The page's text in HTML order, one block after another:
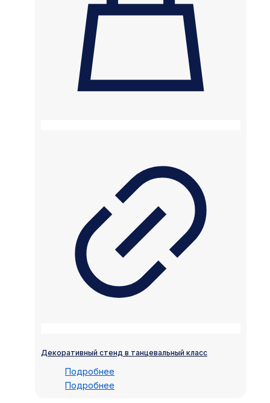
Декоративный стенд в танцевальный класс
Подробнее
Подробнее